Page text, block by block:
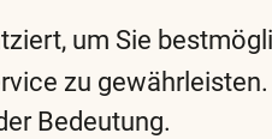
um Sie
zu
Bedeutung.